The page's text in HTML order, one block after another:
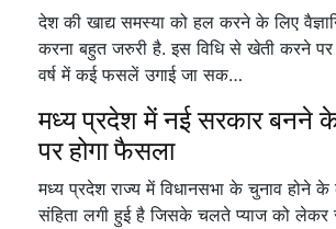
देश की खाद्य समस्या को हल करने के लिए
करना बहुत जरुरी है. इस विधि से खेती करने
वर्ष में कई फसलें उगाई जा सक…
मध्य प्रदेश में नई सरकार बनने के
पर होगा फैसला
मध्य प्रदेश राज्य में विधानसभा के चुनाव होने
संहिता लगी हुई है जिसके चलते प्याज को लेकर